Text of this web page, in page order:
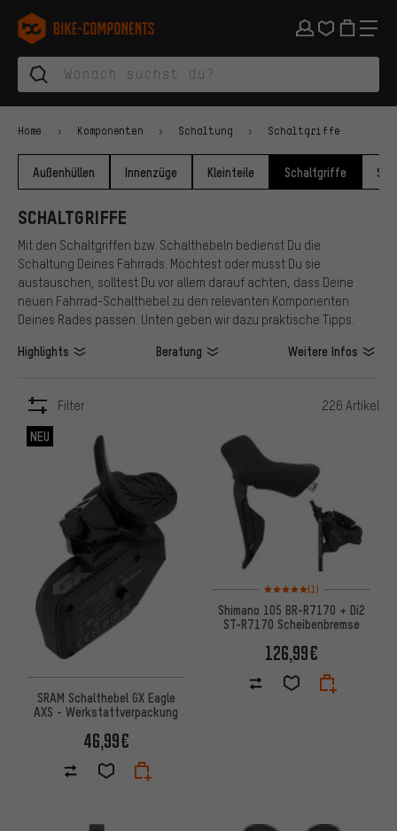
Zur Hauptnavigation springen
Zur Kategorienavigation springen
Zum Inhalt springen
Zu Marken und Newsletter springen
Zur Fußzeile springen
bike-components.de Startseite
Home Komponenten Schaltung Schaltgriffe
Außenhüllen Innenzüge Kleinteile Schaltgriffe
SCHALTGRIFFE
Mit den Schaltgriffen bzw. Schalthebeln bedienst Du die
Schaltung Deines Fahrrads. Möchtest oder musst Du sie
austauschen, solltest Du vor allem darauf achten, dass Deine
neuen Fahrrad-Schalthebel zu den relevanten Komponenten
Deines Rades passen. Unten geben wir dazu praktische Tipps.
Highlights Beratung Weitere Infos
Filter 226 Artikel
ARTIKEL
NEU
SRAM Schalthebel GX Eagle
AXS - Werkstattverpackung
46,99€
Bewertungen: 5 von 5
(1)
Shimano 105 BR-R7170 + Di2
ST-R7170 Scheibenbremse
126,99€